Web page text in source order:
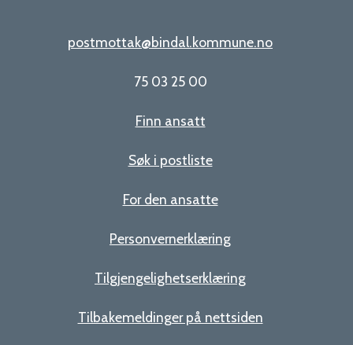
postmottak@bindal.kommune.no
75 03 25 00
Finn ansatt
Søk i postliste
For den ansatte
Personvernerklæring
Tilgjengelighetserklæring
Tilbakemeldinger på nettsiden